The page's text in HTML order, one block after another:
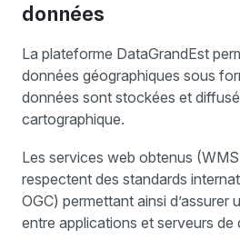
données
La plateforme DataGrandEst
données géographiques sous
données sont stockées et
cartographique.
Les services web obtenus
respectent des standards
OGC) permettant ainsi d’assurer
entre applications et serveurs de